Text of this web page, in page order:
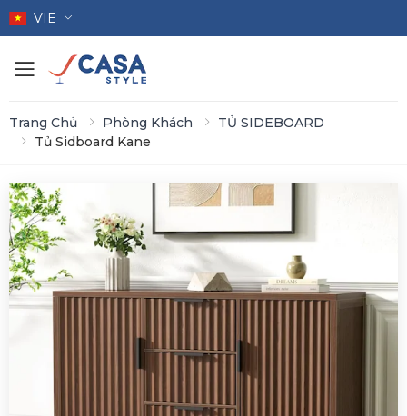
VIE
Toggle mobile menu
Trang Chủ Phòng Khách
TỦ SIDEBOARD
Tủ Sidboard Kane